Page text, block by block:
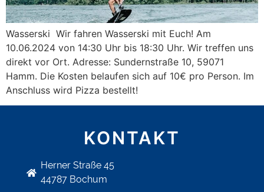
Wasserski Wir fahren Wasserski mit Euch! Am
10.06.2024 von 14:30 Uhr bis 18:30 Uhr. Wir treffen uns
direkt vor Ort. Adresse: Sundernstraße 10, 59071
Hamm. Die Kosten belaufen sich auf 10€ pro Person. Im
Anschluss wird Pizza bestellt!
KONTAKT
Herner Straße 45
44787 Bochum